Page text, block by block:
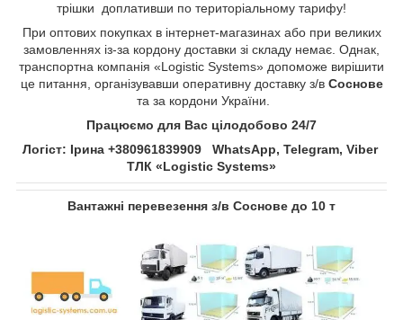
трішки доплативши по територіальному тарифу!
При оптових покупках в інтернет-магазинах або при великих
замовленнях із-за кордону доставки зі складу немає. Однак,
транспортна компанія «Logistic Systems» допоможе вирішити
це питання, організувавши оперативну доставку з/в Соснове​​​​​​​
та за кордони України.
Працюємо для Вас цілодобово 24/7
Логіст: Ірина +380961839909 WhatsApp, Telegram, Viber
ТЛК «Logistic Systems»
Вантажні перевезення з/в Соснове​​​​​​​ до 10 т